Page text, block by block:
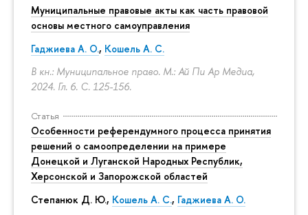
Муниципальные правовые акты как часть правовой
основы местного самоуправления
Гаджиева А. О., Кошель А. С.
В кн.: Муниципальное право. М.: Ай Пи Ар Медиа,
2024. Гл. 6. С. 125-156.
Статья
Особенности референдумного процесса принятия
решений о самоопределении на примере
Донецкой и Луганской Народных Республик,
Херсонской и Запорожской областей
Степанюк Д. Ю., Кошель А. С., Гаджиева А. О.